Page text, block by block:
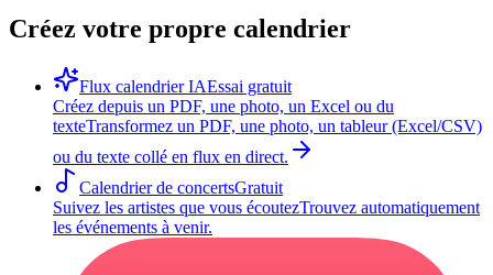
Créez votre propre calendrier
Flux calendrier IAEssai gratuit
Créez depuis un PDF, une photo, un Excel ou du
texteTransformez un PDF, une photo, un tableur (Excel/CSV)
ou du texte collé en flux en direct.
Calendrier de concertsGratuit
Suivez les artistes que vous écoutezTrouvez automatiquement
les événements à venir.